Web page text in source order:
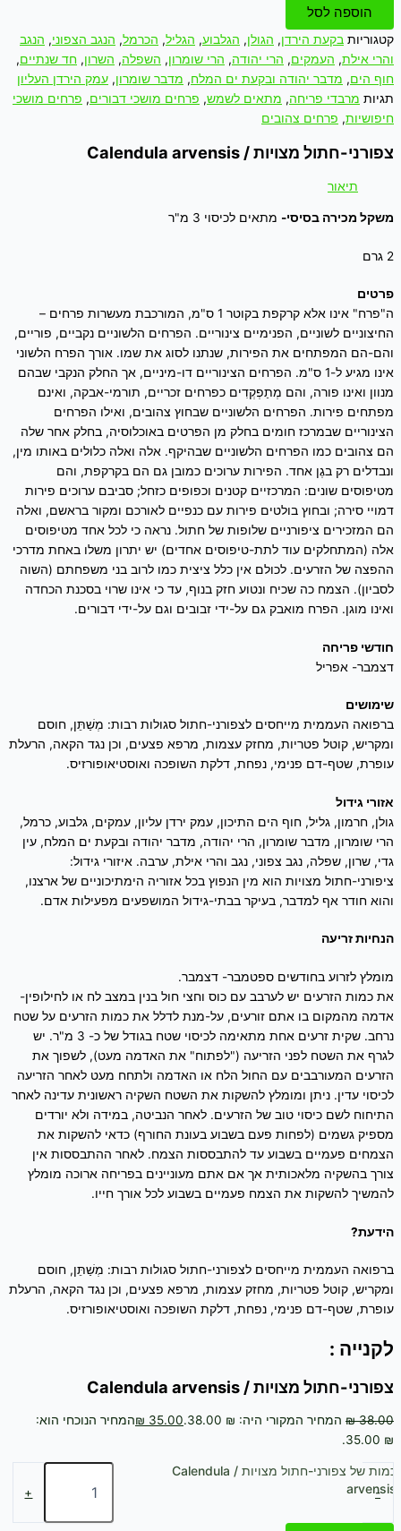
הוספה לסל
קטגוריות בקעת הירדן, הגולן, הגלבוע, הגליל, הכרמל, הנגב הצפוני, הנגב
והרי אילת, העמקים, הרי יהודה, הרי שומרון, השפלה, השרון, חד שנתיים,
חוף הים, מדבר יהודה ובקעת ים המלח, מדבר שומרון, עמק הירדן העליון
תגיות מרבדי פריחה, מתאים לשמש, פרחים מושכי דבורים, פרחים מושכי
חיפושיות, פרחים צהובים
צפורני-חתול מצויות / Calendula arvensis
תיאור
משקל מכירה בסיסי- מתאים לכיסוי 3 מ"ר
2 גרם
פרטים
ה"פרח" אינו אלא קרקפת בקוטר 1 ס"מ, המורכבת מעשרות פרחים –
החיצוניים לשוניים, הפנימיים צינוריים. הפרחים הלשוניים נקביים, פוריים,
והם-הם המפתחים את הפירות, שנתנו לסוג את שמו. אורך הפרח הלשוני
אינו מגיע ל-1 ס"מ. הפרחים הצינוריים דו-מיניים, אך החלק הנקבי שבהם
מנוון ואינו פורה, והם מְתַפְקְדִים כפרחים זכריים, תורמי-אבקה, ואינם
מפתחים פירות. הפרחים הלשוניים שבחוץ צהובים, ואילו הפרחים
הצינוריים שבמרכז חומים בחלק מן הפרטים באוכלוסיה, בחלק אחר שלה
הם צהובים כמו הפרחים הלשוניים שבהיקף. אלה ואלה כלולים באותו מין,
ונבדלים רק בגֶן אחד. הפירות ערוכים כמובן גם הם בקרקפת, והם
מטיפוסים שונים: המרכזיים קטנים וכפופים כזחל; סביבם ערוכים פירות
דמויי סירה; ובחוץ בולטים פירות עם כנפיים לאורכם ומקור בראשם, ואלה
הם המזכירים ציפורניים שלופות של חתול. נראה כי לכל אחד מטיפוסים
אלה (המתחלקים עוד לתת-טיפוסים אחדים) יש יתרון משלו באחת מדרכי
ההפצה של הזרעים. לכולם אין כלל ציצית כמו לרוב בני משפחתם (השוה
לסביון). הצמח כה שכיח ונטוע חזק בנוף, עד כי אינו שרוי בסכנת הכחדה
ואינו מוגן. הפרח מואבק גם על-ידי זבובים וגם על-ידי דבורים.
חודשי פריחה
דצמבר- אפריל
שימושים
ברפואה העממית מייחסים לצפורני-חתול סגולות רבות: מְשַׁתֵּן, חוסם
ומקריש, קוטל פטריות, מחזק עצמות, מרפא פצעים, וכן נגד הקאה, הרעלת
עופרת, שטף-דם פנימי, נפחת, דלקת השופכה ואוסטיאופורזיס.
אזורי גידול
גולן, חרמון, גליל, חוף הים התיכון, עמק ירדן עליון, עמקים, גלבוע, כרמל,
הרי שומרון, מדבר שומרון, הרי יהודה, מדבר יהודה ובקעת ים המלח, עין
גדי, שרון, שפלה, נגב צפוני, נגב והרי אילת, ערבה. איזורי גידול:
ציפורני-חתול מצויות הוא מין הנפוץ בכל אזוריה הימתיכוניים של ארצנו,
והוא חודר אף למדבר, בעיקר בבתי-גידול המושפעים מפעילות אדם.
הנחיות זריעה
מומלץ לזרוע בחודשים ספטמבר- דצמבר.
את כמות הזרעים יש לערבב עם כוס וחצי חול בנין במצב לח או לחילופין-
אדמה מהמקום בו אתם זורעים, על-מנת לדלל את כמות הזרעים על שטח
נרחב. שקית זרעים אחת מתאימה לכיסוי שטח בגודל של כ- 3 מ"ר. יש
לגרף את השטח לפני הזריעה ("לפתוח" את האדמה מעט), לשפוך את
הזרעים המעורבבים עם החול הלח או האדמה ולתחח מעט לאחר הזריעה
לכיסוי עדין. ניתן ומומלץ להשקות את השטח השקיה ראשונית עדינה לאחר
התיחוח לשם כיסוי טוב של הזרעים. לאחר הנביטה, במידה ולא יורדים
מספיק גשמים (לפחות פעם בשבוע בעונת החורף) כדאי להשקות את
הצמחים פעמיים בשבוע עד להתבססות הצמח. לאחר ההתבססות אין
צורך בהשקיה מלאכותית אך אם אתם מעוניינים בפריחה ארוכה מומלץ
להמשיך להשקות את הצמח פעמיים בשבוע לכל אורך חייו.
הידעת?
ברפואה העממית מייחסים לצפורני-חתול סגולות רבות: מְשַׁתֵּן, חוסם
ומקריש, קוטל פטריות, מחזק עצמות, מרפא פצעים, וכן נגד הקאה, הרעלת
עופרת, שטף-דם פנימי, נפחת, דלקת השופכה ואוסטיאופורזיס.
לקנייה :
צפורני-חתול מצויות / Calendula arvensis
₪38.00 המחיר המקורי היה: ₪ 38.00. ₪ 35.00
המחיר הנוכחי הוא:
₪ 35.00.
-
כמות של צפורני-חתול מצויות / Calendula
arvensis
+